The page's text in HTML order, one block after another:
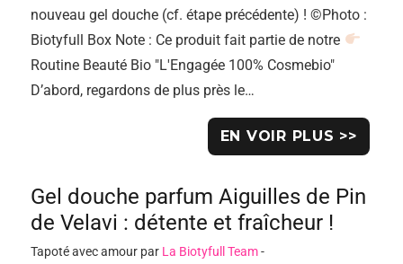
nouveau gel douche (cf. étape précédente) ! ©Photo :
Biotyfull Box Note : Ce produit fait partie de notre
Routine Beauté Bio "L'Engagée 100% Cosmebio"
D’abord, regardons de plus près le…
EN VOIR PLUS >>
Gel douche parfum Aiguilles de Pin
de Velavi : détente et fraîcheur !
Tapoté avec amour par La Biotyfull Team-